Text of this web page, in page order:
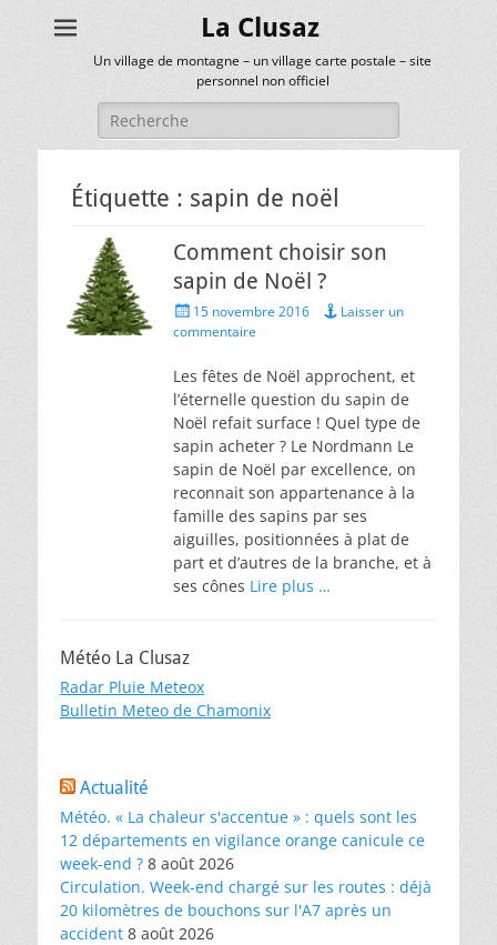
La Clusaz
Un village de montagne – un village carte postale – site
personnel non officiel
Rechercher :
Étiquette : sapin de noël
Comment choisir son
sapin de Noël ?
Posted
on
15 novembre 2016
Laisser un
commentaire
Les fêtes de Noël approchent, et
l’éternelle question du sapin de
Noël refait surface ! Quel type de
sapin acheter ? Le Nordmann Le
sapin de Noël par excellence, on
reconnait son appartenance à la
famille des sapins par ses
aiguilles, positionnées à plat de
part et d’autres de la branche, et à
ses cônes Lire plus …
Météo La Clusaz
Radar Pluie Meteox
Bulletin Meteo de Chamonix
Actualité
Météo. « La chaleur s'accentue » : quels sont les
12 départements en vigilance orange canicule ce
week-end ? 8 août 2026
Circulation. Week-end chargé sur les routes : déjà
20 kilomètres de bouchons sur l'A7 après un
accident 8 août 2026